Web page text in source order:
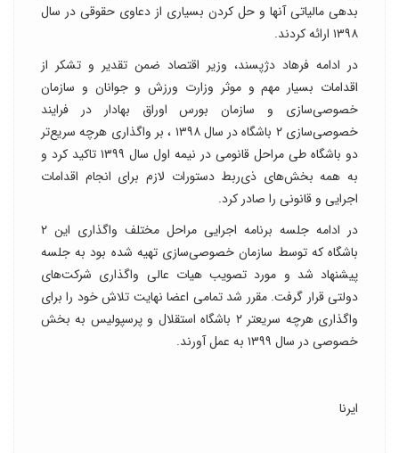
بدهی مالیاتی آنها و حل کردن بسیاری از دعاوی حقوقی در سال
۱۳۹۸ ارائه کردند.
در ادامه فرهاد دژپسند، وزیر اقتصاد ضمن تقدیر و تشکر از
اقدامات بسیار مهم و موثر وزارت ورزش و جوانان و سازمان
خصوصی‌سازی و سازمان بورس اوراق بهادار در فرایند
خصوصی‌سازی ۲ باشگاه در سال ۱۳۹۸ ، بر واگذاری هرچه سریع‌تر
دو باشگاه طی مراحل قانومی در نیمه اول سال ۱۳۹۹ تاکید کرد و
به همه بخش‌های ذی‌ربط دستورات لازم برای انجام اقدامات
اجرایی و قانونی را صادر کرد.
در ادامه جلسه برنامه اجرایی مراحل مختلف واگذاری این ۲
باشگاه که توسط سازمان خصوصی‌سازی تهیه شده بود به جلسه
پیشنهاد شد و مورد تصویب هیات عالی واگذاری شرکت‌های
دولتی قرار گرفت. مقرر شد تمامی اعضا نهایت تلاش خود را برای
واگذاری هرچه سریعتر ۲ باشگاه استقلال و پرسپولیس به بخش
خصوصی در سال ۱۳۹۹ به عمل آورند.
ایرنا